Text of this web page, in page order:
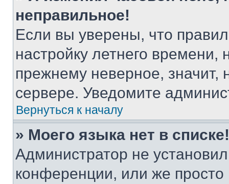
неправильное!
Если вы уверены, что
настройку летнего
прежнему неверное, значит,
сервере. Уведомите
Вернуться к началу
» Моего языка нет в списке!
Администратор не
конференции, или же